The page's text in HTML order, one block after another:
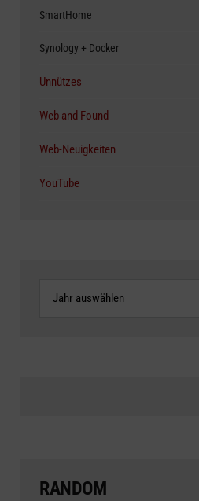
SmartHome
Synology + Docker
Unnützes
Web and Found
Web-Neuigkeiten
YouTube
RANDOM